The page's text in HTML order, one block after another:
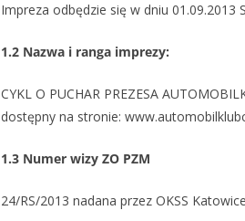
Impreza odbędzie się w dniu
1.2 Nazwa i ranga imprezy:
CYKL O PUCHAR PREZESA
dostępny na stronie:
1.3 Numer wizy ZO PZM
24/RS/2013 nadana przez OKSS